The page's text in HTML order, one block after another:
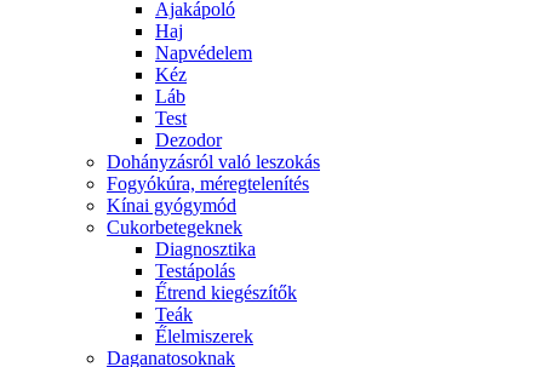
Ajakápoló
Haj
Napvédelem
Kéz
Láb
Test
Dezodor
Dohányzásról való leszokás
Fogyókúra, méregtelenítés
Kínai gyógymód
Cukorbetegeknek
Diagnosztika
Testápolás
É́trend kiegészítők
Teák
É́lelmiszerek
Daganatosoknak